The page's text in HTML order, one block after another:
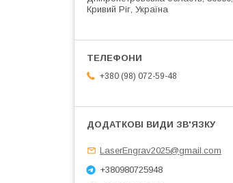
Кривий Ріг, Україна
+380 (98) 072-59-48
LaserEngrav2025@gmail.com
+380980725948